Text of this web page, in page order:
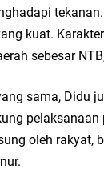
kuat.
sebesar
sama, Didu
pelaksanaan
oleh rakyat,